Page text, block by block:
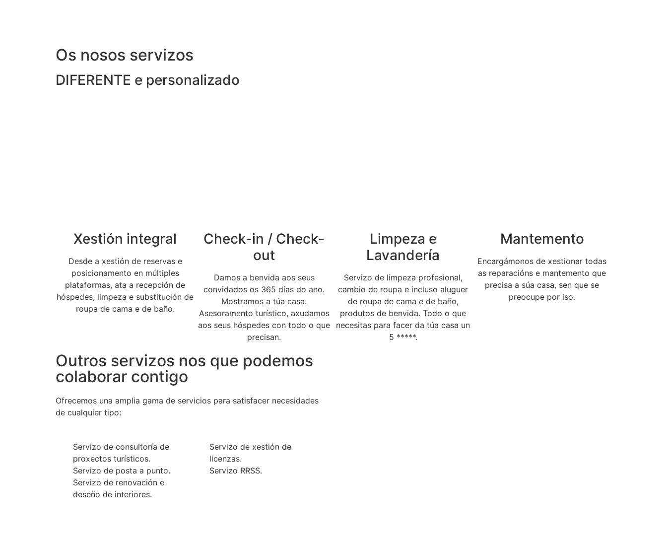
Os nosos servizos
DIFERENTE e personalizado
Xestión integral
Desde a xestión de reservas e
posicionamento en múltiples
plataformas, ata a recepción de
hóspedes, limpeza e substitución de
roupa de cama e de baño.
Check-in / Check-
out
Damos a benvida aos seus
convidados os 365 días do ano.
Mostramos a túa casa.
Asesoramento turístico, axudamos
aos seus hóspedes con todo o que
precisan.
Limpeza e
Lavandería
Servizo de limpeza profesional,
cambio de roupa e incluso aluguer
de roupa de cama e de baño,
produtos de benvida. Todo o que
necesitas para facer da túa casa un
5 *****.
Mantemento
Encargámonos de xestionar todas
as reparacións e mantemento que
precisa a súa casa, sen que se
preocupe por iso.
Outros servizos nos que podemos
colaborar contigo
Ofrecemos una amplia gama de servicios para satisfacer necesidades
de cualquier tipo:
Servizo de consultoría de
proxectos turísticos.
Servizo de posta a punto.
Servizo de renovación e
deseño de interiores.
Servizo de xestión de
licenzas.
Servizo RRSS.